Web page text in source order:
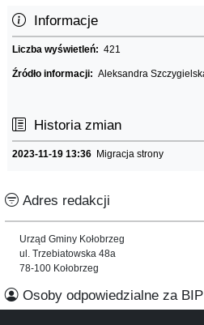
Informacje
Liczba wyświetleń: 421
Źródło informacji: Aleksandra
Historia zmian
2023-11-19 13:36 Migracja strony
Adres redakcji
Urząd Gminy Kołobrzeg
ul. Trzebiatowska 48a
78-100 Kołobrzeg
Osoby odpowiedzialne za BIP